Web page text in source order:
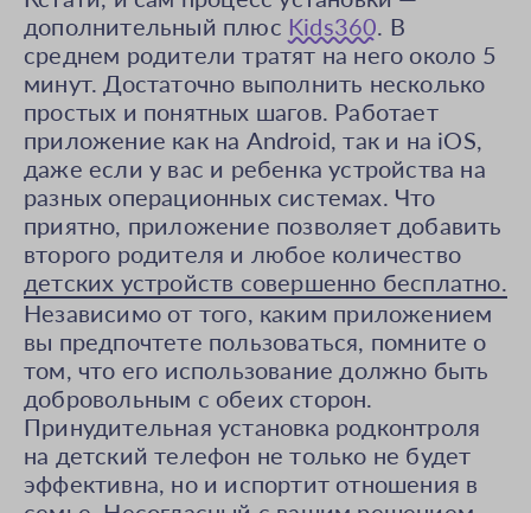
дополнительный плюс Kids360 . В
среднем родители тратят на него около 5
минут. Достаточно выполнить несколько
простых и понятных шагов. Работает
приложение как на Android, так и на iOS,
даже если у вас и ребенка устройства на
разных операционных системах. Что
приятно, приложение позволяет добавить
второго родителя и любое количество
детских устройств совершенно бесплатно.
Независимо от того, каким приложением
вы предпочтете пользоваться, помните о
том, что его использование должно быть
добровольным с обеих сторон.
Принудительная установка родконтроля
на детский телефон не только не будет
эффективна, но и испортит отношения в